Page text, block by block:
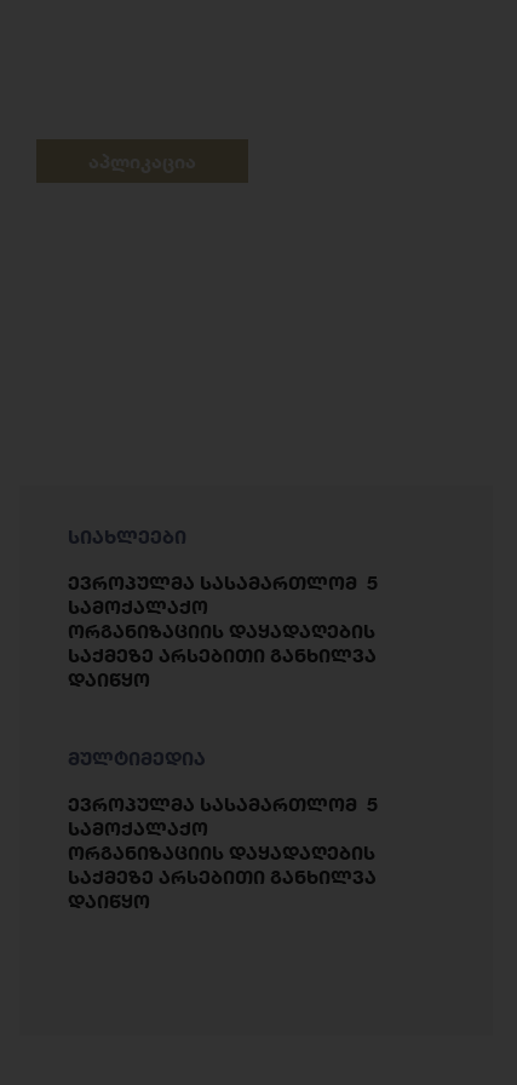
სიახლეები
ევროპულმა სასამართლომ 5
სამოქალაქო
ორგანიზაციის დაყადაღების
საქმეზე არსებითი განხილვა
დაიწყო
მულტიმედია
ევროპულმა სასამართლომ 5
სამოქალაქო
ორგანიზაციის დაყადაღების
საქმეზე არსებითი განხილვა
დაიწყო